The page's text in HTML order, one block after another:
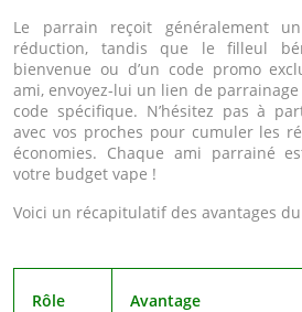
Le parrain reçoit généralement
réduction, tandis que le filleul
bienvenue ou d’un code promo
ami, envoyez-lui un lien de
code spécifique. N’hésitez pas à
avec vos proches pour cumuler les
économies. Chaque ami parrainé
votre budget vape !
Voici un récapitulatif des avantages
Rôle Avantage